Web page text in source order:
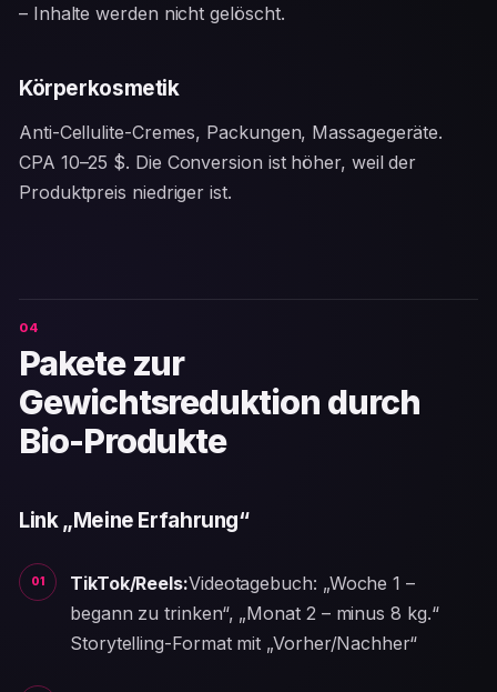
– Inhalte werden nicht gelöscht.
Körperkosmetik
Anti-Cellulite-Cremes, Packungen, Massagegeräte.
CPA 10–25 $. Die Conversion ist höher, weil der
Produktpreis niedriger ist.
Pakete zur
Gewichtsreduktion durch
Bio-Produkte
Link „Meine Erfahrung“
TikTok/Reels:Videotagebuch: „Woche 1 –
begann zu trinken“, „Monat 2 – minus 8 kg.“
Storytelling-Format mit „Vorher/Nachher“